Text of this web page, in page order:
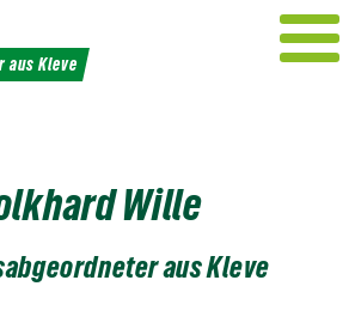
aus Kleve
Wille
aus Kleve